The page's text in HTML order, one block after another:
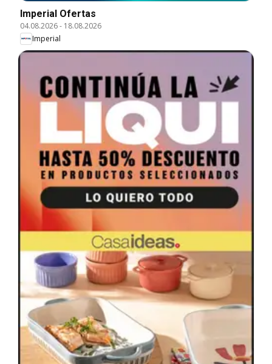
Imperial Ofertas
04.08.2026- 18.08.2026
Imperial